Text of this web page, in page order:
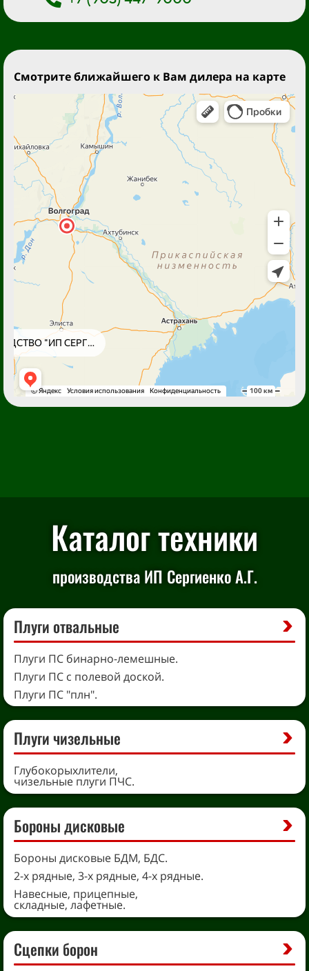
Смотрите ближайшего к Вам дилера на карте
Каталог техники
производства ИП Сергиенко А.Г.
Плуги отвальные
Плуги ПС бинарно-лемешные.
Плуги ПС с полевой доской.
Плуги ПС "плн".
Плуги чизельные
Глубокорыхлители,
чизельные плуги ПЧС.
Бороны дисковые
Бороны дисковые БДМ, БДС.
2-х рядные, 3-х рядные, 4-х рядные.
Навесные, прицепные,
складные, лафетные.
Сцепки борон